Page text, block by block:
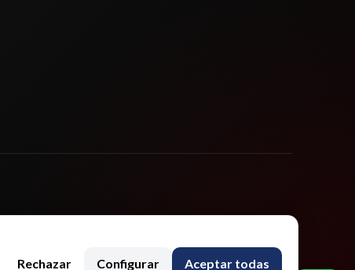
Rechazar Configurar Aceptar todas